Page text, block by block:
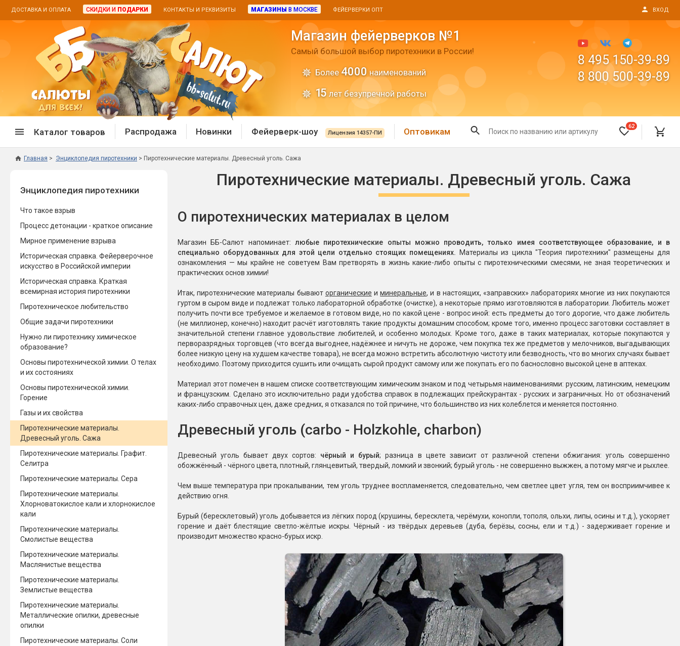
ДОСТАВКА И ОПЛАТА СКИДКИ И ПОДАРКИ КОНТАКТЫ И РЕКВИЗИТЫ МАГАЗИНЫ В МОСКВЕ ФЕЙЕРВЕРКИ ОПТ ВХОД
Магазин фейерверков №1
Самый большой выбор пиротехники в России!
Более 4000 наименований
15 лет безупречной работы
8 495 150-39-89
8 800 500-39-89
Каталог товаров
Распродажа фейерверков
Распродажа бенгальских огней
Новинки 2025/26
Фейерверки на свадьбу
Фейерверк-шоу
Батареи салютов
Хлопушки
Батареи салютов
Маленькие фейерверки
Средние фейерверки
Большие фейерверки
Пневмохлопушки
Петарды
Терочные
Фитильные
Корсары
Летающие и наземные
Бабочки, пчелы
Жуки
Циркоблицы
Цветной дым и огонь
Цветной дым
Сигнальная пиротехника
Хлопушки и пневмохлопушки
Маленькие хлопушки
Пружинные хлопушки
Бенгальские огни
Бенгальские огни малые
Бенгальские огни большие
Фонтаны пиротехнические
Фонтаны в торт (холодные)
Фонтаны сценические (холодные)
Вулканы
Фестивальные шары
Конфетти, серпантин
Оборудование для
спецэффектов
Елочные гирлянды
Фейерверк-шоу
Распродажа Новинки Фейерверк-шоу Лицензия 14357-ПИ Оптовикам
62
Главная Энциклопедия пиротехники Пиротехнические материалы. Древесный уголь. Сажа
Энциклопедия пиротехники
Что такое взрыв
Процесс детонации - краткое описание
Мирное применение взрыва
Историческая справка. Фейерверочное
искусство в Российской империи
Историческая справка. Краткая
всемирная история пиротехники
Пиротехническое любительство
Общие задачи пиротехники
Нужно ли пиротехнику химическое
образование?
Основы пиротехнической химии. О телах
и их состояниях
Основы пиротехнической химии.
Горение
Газы и их свойства
Пиротехнические материалы.
Древесный уголь. Сажа
Пиротехнические материалы. Графит.
Селитра
Пиротехнические материалы. Сера
Пиротехнические материалы.
Хлорноватокислое кали и хлорнокислое
кали
Пиротехнические материалы.
Смолистые вещества
Пиротехнические материалы.
Маслянистые вещества
Пиротехнические материалы.
Землистые вещества
Пиротехнические материалы.
Металлические опилки, древесные
опилки
Пиротехнические материалы. Соли
Пиротехнические материалы. Древесный уголь. Сажа
О пиротехнических материалах в целом
Магазин ББ-Салют напоминает: любые пиротехнические опыты можно проводить, только имея соответствующее образование, и в
специально оборудованных для этой цели отдельно стоящих помещениях. Материалы из цикла "Теория пиротехники" размещены для
ознакомления — мы крайне не советуем Вам претворять в жизнь какие-либо опыты с пиротехническими смесями, не зная теоретических и
практических основ химии!
Итак, пиротехнические материалы бывают органические иминеральные, и в настоящих, «заправских» лабораториях многие из них покупаются
гуртом в сыром виде и подлежат только лабораторной обработке (очистке), а некоторые прямо изготовляются в лаборатории. Любитель может
получить почти все требуемое и желаемое в готовом виде, но по какой цене - вопрос иной: есть предметы до того дорогие, что даже любитель
(не миллионер, конечно) находит расчёт изготовлять такие продукты домашним способом; кроме того, именно процесс заготовки составляет в
значительной степени главное удовольствие любителей, и особенно молодых. Кроме того, даже в таких материалах, которые покупаются у
перворазрядных торговцев (что всегда выгоднее, надёжнее и ничуть не дороже, чем покупка тех же предметов у мелочников, выгадывающих
более низкую цену на худшем качестве товара), не всегда можно встретить абсолютную чистоту или безводность, что во многих случаях бывает
необходимо. Поэтому приходится сушить или очищать сырой продукт самому или же покупать его по баснословно высокой цене в аптеках.
Материал этот помечен в нашем списке соответствующим химическим знаком и под четырьмя наименованиями: русским, латинским, немецким
и французским. Сделано это исключительно ради удобства справок в подлежащих прейскурантах - русских и заграничных. Но от обозначений
каких-либо справочных цен, даже средних, я отказался по той причине, что большинство из них колеблется и меняется постоянно.
Древесный уголь (carbo - Holzkohle, charbon)
Древесный уголь бывает двух сортов: чёрный и бурый; разница в цвете зависит от различной степени обжигания: уголь совершенно
обожжённый - чёрного цвета, плотный, глянцевитый, твердый, ломкий и звонкий; бурый уголь - не совершенно выжжен, а потому мягче и рыхлее.
Чем выше температура при прокалывании, тем уголь труднее воспламеняется, следовательно, чем светлее цвет угля, тем он восприимчивее к
действию огня.
Бурый (бересклетовый) уголь добывается из лёгких пород (крушины, бересклета, черёмухи, конопли, тополя, ольхи, липы, осины и т.д.), ускоряет
горение и даёт блестящие светло-жёлтые искры. Чёрный - из твёрдых деревьев (дуба, берёзы, сосны, ели и т.д.) - задерживает горение и
производит множество красно-бурых искр.